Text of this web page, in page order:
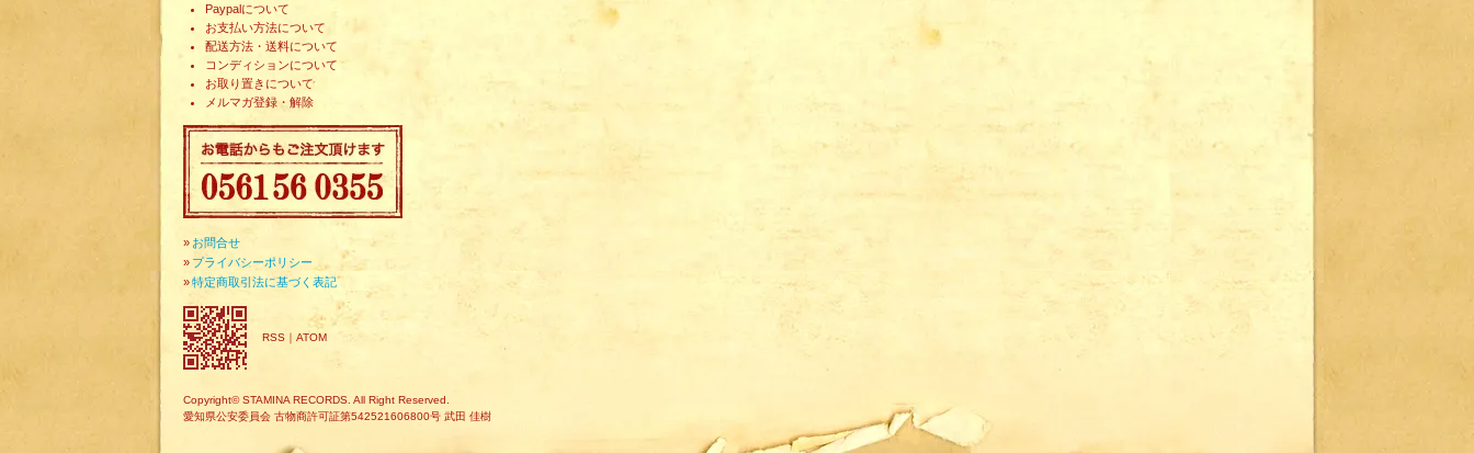
Paypalについて
お支払い方法について
配送方法・送料について
コンディションについて
お取り置きについて
メルマガ登録・解除
» お問合せ
» プライバシーポリシー
»特定商取引法に基づく表記
RSS ｜ ATOM
Copyright© STAMINA RECORDS. All Right Reserved.
愛知県公安委員会 古物商許可証第542521606800号 武田 佳樹